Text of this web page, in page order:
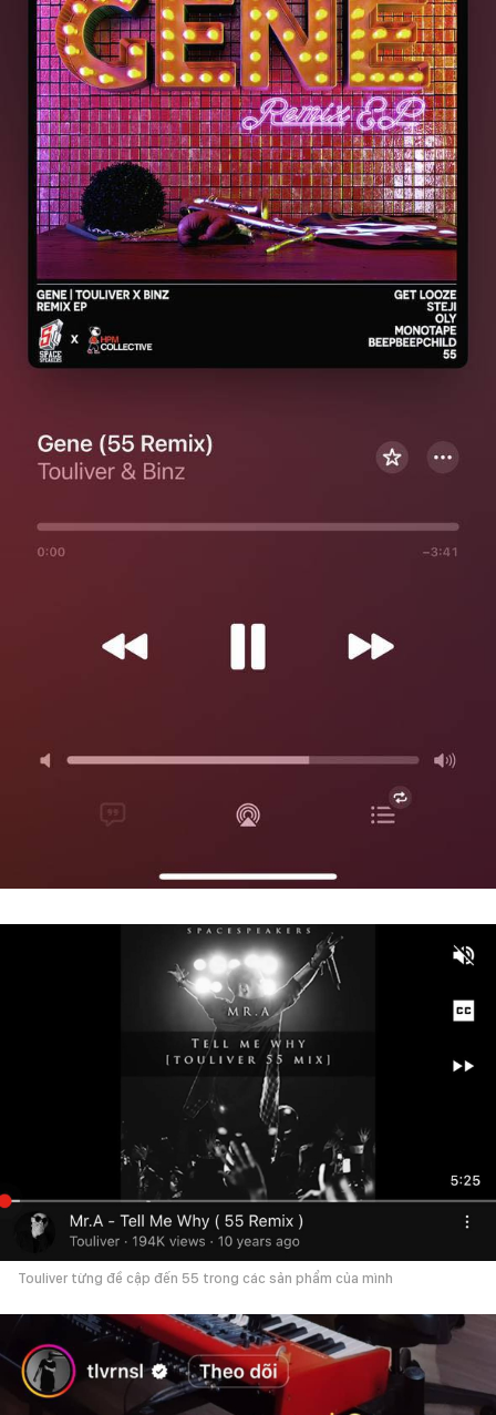
Touliver từng đề cập đến 55 trong các sản phẩm của mình